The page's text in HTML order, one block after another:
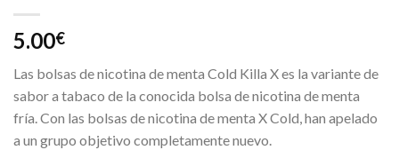
5.00€
Las bolsas de nicotina de menta Cold Killa X es la variante de
sabor a tabaco de la conocida bolsa de nicotina de menta
fría. Con las bolsas de nicotina de menta X Cold, han apelado
a un grupo objetivo completamente nuevo.